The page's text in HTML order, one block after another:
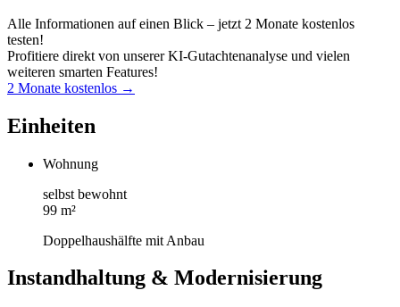
Alle Informationen auf einen Blick – jetzt 2 Monate kostenlos
testen!
Profitiere direkt von unserer KI-Gutachtenanalyse und vielen
weiteren smarten Features!
2 Monate kostenlos →
Einheiten
Wohnung
selbst bewohnt
99 m²
Doppelhaushälfte mit Anbau
Instandhaltung & Modernisierung